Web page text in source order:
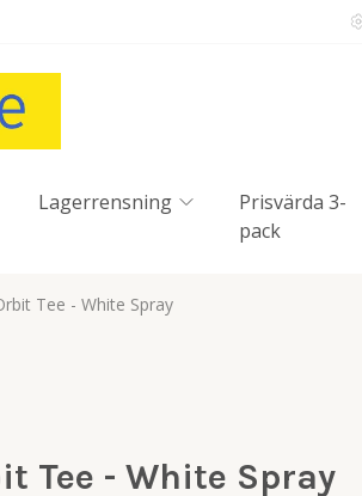
Lagerrensning
Prisvärda 3-
pack
Tee - White Spray
Tee - White Spray